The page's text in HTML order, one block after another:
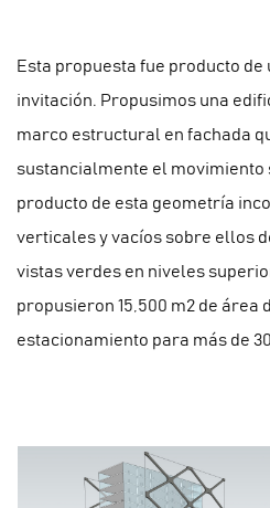
Esta propuesta fue producto
invitación. Propusimos una
marco estructural en fachada
sustancialmente el movimiento
producto de esta geometría
verticales y vacíos sobre ellos
vistas verdes en niveles
propusieron 15,500 m2 de área
estacionamiento para más de